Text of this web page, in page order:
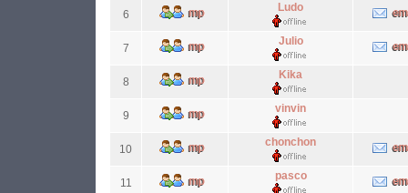
6
Ludo
7
Julio
8
Kika
9
vinvin
10
chonchon
11
pasco